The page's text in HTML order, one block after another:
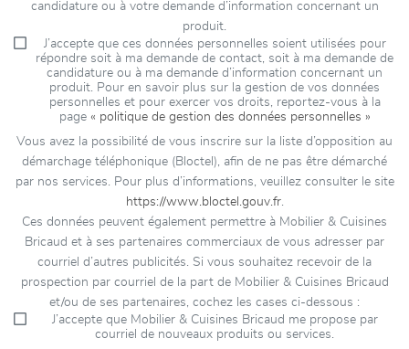
candidature ou à votre demande d’information concernant un
produit.
J’accepte que ces données personnelles soient utilisées pour
répondre soit à ma demande de contact, soit à ma demande de
candidature ou à ma demande d’information concernant un
produit. Pour en savoir plus sur la gestion de vos données
personnelles et pour exercer vos droits, reportez-vous à la
page « politique de gestion des données personnelles »
Vous avez la possibilité de vous inscrire sur la liste d’opposition au
démarchage téléphonique (Bloctel), afin de ne pas être démarché
par nos services. Pour plus d’informations, veuillez consulter le site
https://www.bloctel.gouv.fr.
Ces données peuvent également permettre à Mobilier & Cuisines
Bricaud et à ses partenaires commerciaux de vous adresser par
courriel d’autres publicités. Si vous souhaitez recevoir de la
prospection par courriel de la part de Mobilier & Cuisines Bricaud
et/ou de ses partenaires, cochez les cases ci-dessous :
J’accepte que Mobilier & Cuisines Bricaud me propose par
courriel de nouveaux produits ou services.